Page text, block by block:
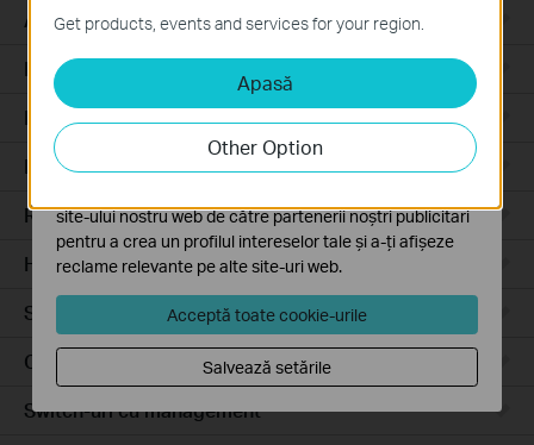
Access Pro
Routere prin cablu
Routere Wi-Fi
Routere 4G
Routere integrate
Hardware
Software
Camere video
Switch-uri cu management
Get products, events and services for your region.
Apasă
Other Option
Aceste cookie-uri sunt necesare pentru funcționarea
site-ului web și nu pot fi dezactivate în sistemele tale
Cookie-uri de analiză și marketing
Cookie-urile de analiză ne permit să analizăm activitățile
tale de pe site-ul nostru web a îmbunătăți și ajusta
funcționalitatea site-ului.
site-ului nostru web de către partenerii noștri publicitari
pentru a crea un profilul intereselor tale și a-ți afișeze
reclame relevante pe alte site-uri web.
Acceptă toate cookie-urile
Salvează setările